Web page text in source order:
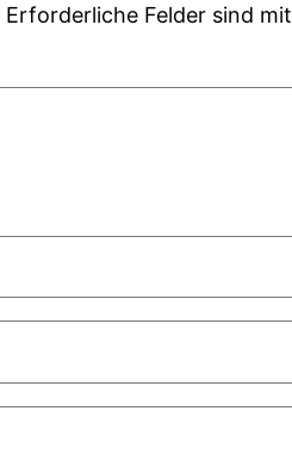
Erforderliche Felder sind mit